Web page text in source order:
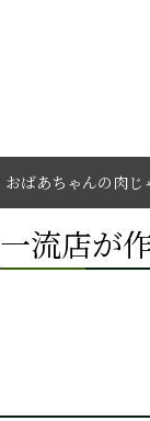
おばあちゃんの肉
一流店が